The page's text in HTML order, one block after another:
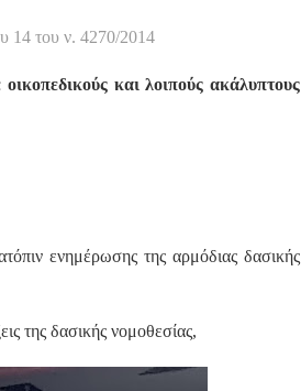
14 του ν. 4270/2014
και λοιπούς ακάλυπτους
ενημέρωσης της αρμόδιας δασικής
της δασικής νομοθεσίας,